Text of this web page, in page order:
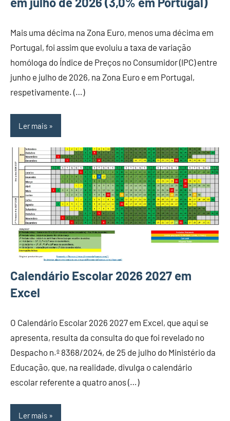
Mais uma décima na Zona Euro, menos uma décima em
Portugal, foi assim que evoluiu a taxa de variação
homóloga do Índice de Preços no Consumidor (IPC) entre
junho e julho de 2026, na Zona Euro e em Portugal,
respetivamente. (…)
Ler mais
Calendário Escolar 2026 2027 em
Excel
O Calendário Escolar 2026 2027 em Excel, que aqui se
apresenta, resulta da consulta do que foi revelado no
Despacho n.º 8368/2024, de 25 de julho do Ministério da
Educação, que, na realidade, divulga o calendário
escolar referente a quatro anos (…)
Ler mais